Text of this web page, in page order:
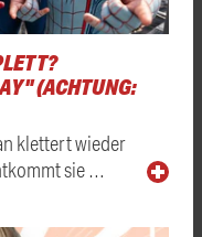
(ACHTUNG:
klettert wieder
sie …